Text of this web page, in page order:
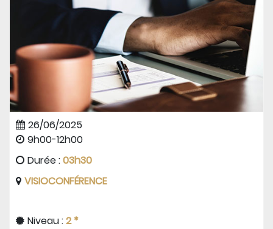
26/06/2025
9h00-12h00
Durée :03h30
VISIOCONFÉRENCE
Niveau :2 *